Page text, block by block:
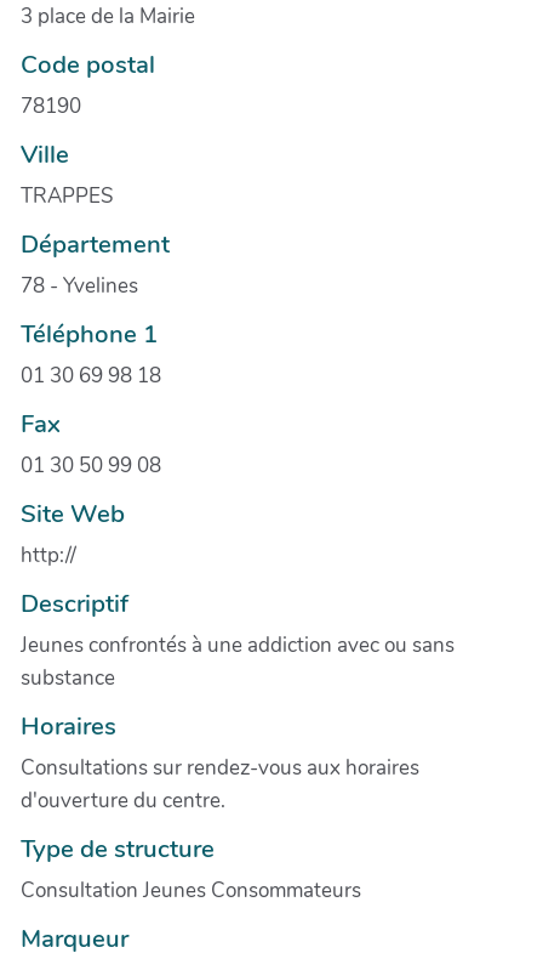
3 place de la Mairie
Code postal
78190
Ville
TRAPPES
Département
78 - Yvelines
Téléphone 1
01 30 69 98 18
Fax
01 30 50 99 08
Site Web
http://
Descriptif
Jeunes confrontés à une addiction avec ou sans
substance
Horaires
Consultations sur rendez-vous aux horaires
d'ouverture du centre.
Type de structure
Consultation Jeunes Consommateurs
Marqueur